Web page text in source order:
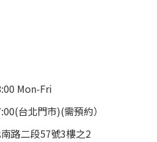
Mon-Fri
北門市)(需預約）
路二段57號3樓之2